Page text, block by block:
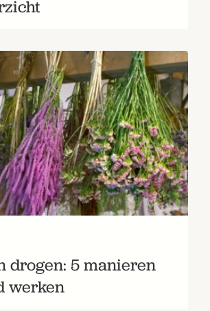
drogen: 5 manieren
werken